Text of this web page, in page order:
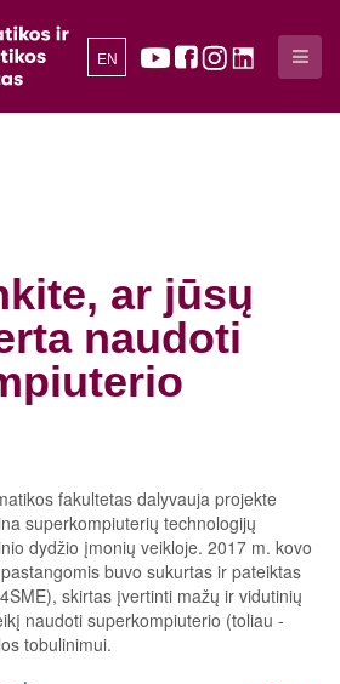
EN
ar jūsų
naudoti
fakultetas dalyvauja projekte
superkompiuterių technologijų
dydžio įmonių veikloje. 2017 m. kovo
buvo sukurtas ir pateiktas
skirtas įvertinti mažų ir vidutinių
naudoti superkompiuterio (toliau -
tobulinimui.